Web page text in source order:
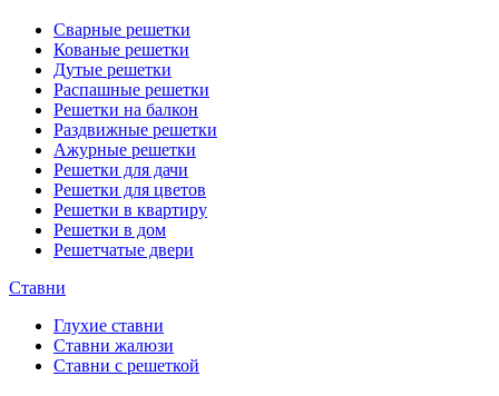
Сварные решетки
Кованые решетки
Дутые решетки
Распашные решетки
Решетки на балкон
Раздвижные решетки
Ажурные решетки
Решетки для дачи
Решетки для цветов
Решетки в квартиру
Решетки в дом
Решетчатые двери
Ставни
Глухие ставни
Ставни жалюзи
Ставни с решеткой